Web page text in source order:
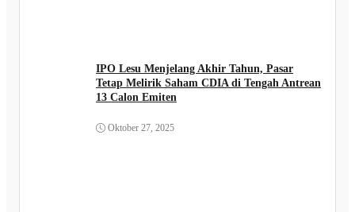
IPO Lesu Menjelang Akhir Tahun, Pasar
Tetap Melirik Saham CDIA di Tengah Antrean
13 Calon Emiten
Oktober 27, 2025